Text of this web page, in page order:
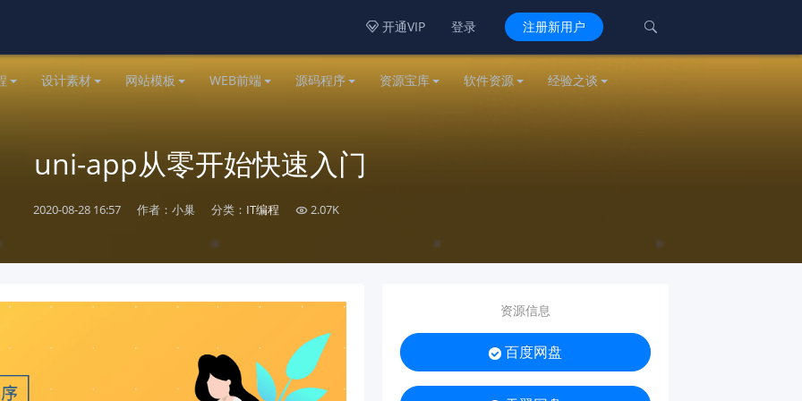
 开通VIP 登录 注册新用户 
设计素材 网站模板 WEB前端 源码程序 资源宝库 软件资源 经验之谈
uni-app从零开始快速入门
2020-08-28 16:57 作者：小巢 分类： IT编程 2.07K
资源信息
百度网盘